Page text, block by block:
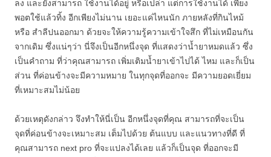
ลง และยังสามารถ ใช้งานได้อยู่ หรือเปล่า แต่การใช้งานได้ เพียง
พอตใช้แล้วทิ้ง อีกเพียงไม่นาน เยอะแค่ไหนนัก ภายหลังที่กินไหม้
หรือ สำลีปนออกมา ด้วยจะให้ความรู้ความเข้าใจสึก ที่ไม่เหมือนกัน
จากเดิม ซึ่งแน่ๆว่า นี่จึงเป็นอีกหนึ่งจุด ที่แสดงว่าน้ำยาหมดแล้ว ซึ่ง
เป็นคำถาม ที่ว่าคุณสามารถ เพิ่มเติมน้ำยาเข้าไปได้ ไหม และก็เป็น
ส่วน ที่ค่อนข้างจะมีความหมาย ในทุกจุดที่ออกจะ มีความยอดเยี่ยม
ที่เหมาะสมไม่น้อย
ด้วยเหตุดังกล่าว จึงทำให้นี่เป็น อีกหนึ่งจุดที่คุณ สามารถที่จะเป็น
จุดที่ค่อนข้างจะเหมาะสม เต็มไปด้วย ต้นแบบ และแนวทางที่ดี ที่
คุณสามารถ next pro ที่จะแปลงได้เลย แล้วก็เป็นจุด ที่ออกจะมี